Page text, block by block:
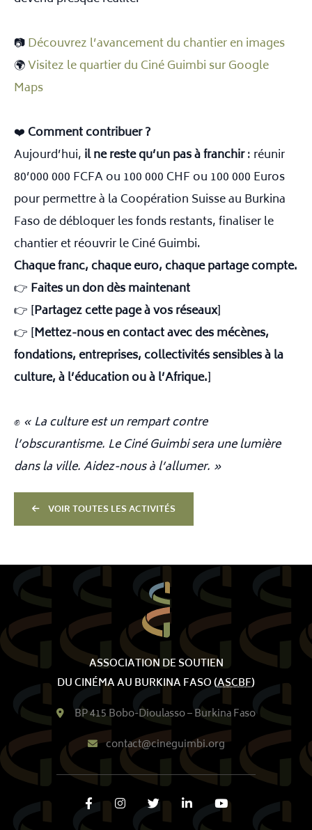
📷Découvrez l’avancement du chantier en images
🌍Visitez le quartier du Ciné Guimbi sur Google
Maps
❤️ Comment contribuer ?
Aujourd’hui, il ne reste qu’un pas à franchir: réunir
80’000 000 FCFA ou 100 000 CHF ou 100 000 Euros
pour permettre à la Coopération Suisse au Burkina
Faso de débloquer les fonds restants, finaliser le
chantier et réouvrir le Ciné Guimbi.
Chaque franc, chaque euro, chaque partage compte.
👉 Faites un don dès maintenant
👉 [Partagez cette page à vos réseaux]
👉 [Mettez-nous en contact avec des mécènes,
fondations, entreprises, collectivités sensibles à la
culture, à l’éducation ou à l’Afrique.]
✊ « La culture est un rempart contre
l’obscurantisme. Le Ciné Guimbi sera une lumière
dans la ville. Aidez-nous à l’allumer. »
VOIR TOUTES LES ACTIVITÉS
ASSOCIATION DE SOUTIEN
DU CINÉMA AU BURKINA FASO (ASCBF)
BP 415 Bobo-Dioulasso – Burkina Faso
contact@cineguimbi.org